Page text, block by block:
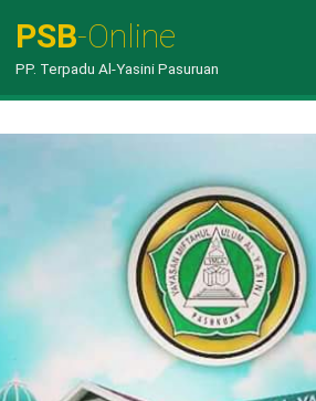
PSB-Online
PP. Terpadu Al-Yasini Pasuruan